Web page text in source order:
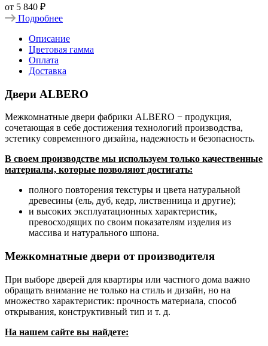
от 5 840 ₽
Подробнее
Описание
Цветовая гамма
Оплата
Доставка
Двери ALBERO
Межкомнатные двери фабрики ALBERO − продукция,
сочетающая в себе достижения технологий производства,
эстетику современного дизайна, надежность и безопасность.
В своем производстве мы используем только качественные
материалы, которые позволяют достигать:
полного повторения текстуры и цвета натуральной
древесины (ель, дуб, кедр, лиственница и другие);
и высоких эксплуатационных характеристик,
превосходящих по своим показателям изделия из
массива и натурального шпона.
Межкомнатные двери от производителя
При выборе дверей для квартиры или частного дома важно
обращать внимание не только на стиль и дизайн, но на
множество характеристик: прочность материала, способ
открывания, конструктивный тип и т. д.
На нашем сайте вы найдете: